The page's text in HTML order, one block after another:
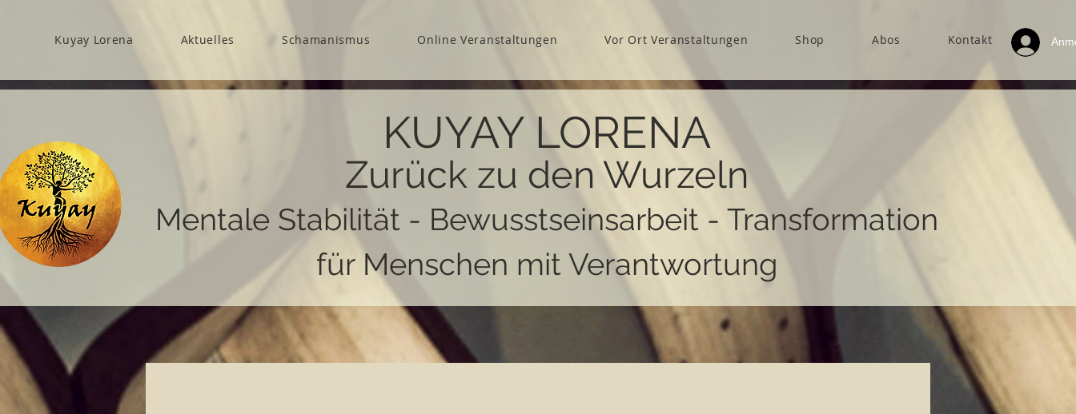
Kuyay Lorena Aktuelles Schamanismus Online Veranstaltungen Vor Ort Veranstaltungen Shop Abos Kontakt
KUYAY LORENA
Zurück zu den Wurzeln
Mentale Stabilität - Bewusstseinsarbeit - Transformation
für Menschen mit Verantwortung